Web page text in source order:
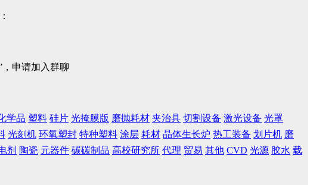
，申请加入群聊
学品 塑料 硅片 光掩膜版 磨抛耗材 夹治具 切割设备 激光设备 光罩
光刻机 环氧塑封 特种塑料 涂层 耗材 晶体生长炉 热工装备 划片机 磨
剂 陶瓷 元器件 碳碳制品 高校研究所 代理 贸易 其他 CVD 光源 胶水 载